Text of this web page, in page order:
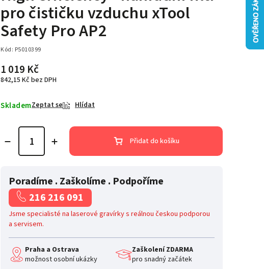
pro čističku vzduchu xTool
Safety Pro AP2
Kód: P5010399
1 019 Kč
842,15 Kč bez DPH
SklademZeptat se Hlídat
Přidat do košíku
Poradíme . Zaškolíme . Podpoříme
216 216 091
Jsme specialisté na laserové gravírky s reálnou českou podporou
a servisem.
Praha a Ostrava
možnost osobní ukázky
Zaškolení ZDARMA
pro snadný začátek